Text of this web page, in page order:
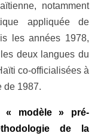
notamment
appliquée de
les années 1978,
deux langues du
co-officialisées à
de 1987.
« modèle » pré-
de la